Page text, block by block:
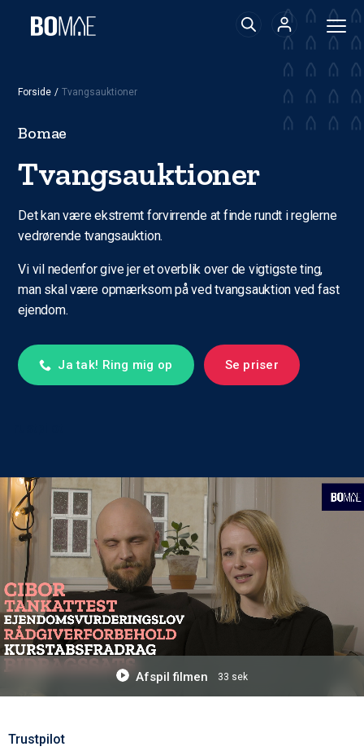
Forside / Tvangsauktioner
Bomae
Tvangsauktioner
Det kan være ekstremt forvirrende at finde rundt i reglerne
vedrørende tvangsauktion.
Vi vil nedenfor give jer et overblik over de vigtigste ting,
man skal være opmærksom på ved tvangsauktion ved fast
ejendom.
Ja tak! Ring mig op Se priser
Afspil filmen 33 sek
Trustpilot